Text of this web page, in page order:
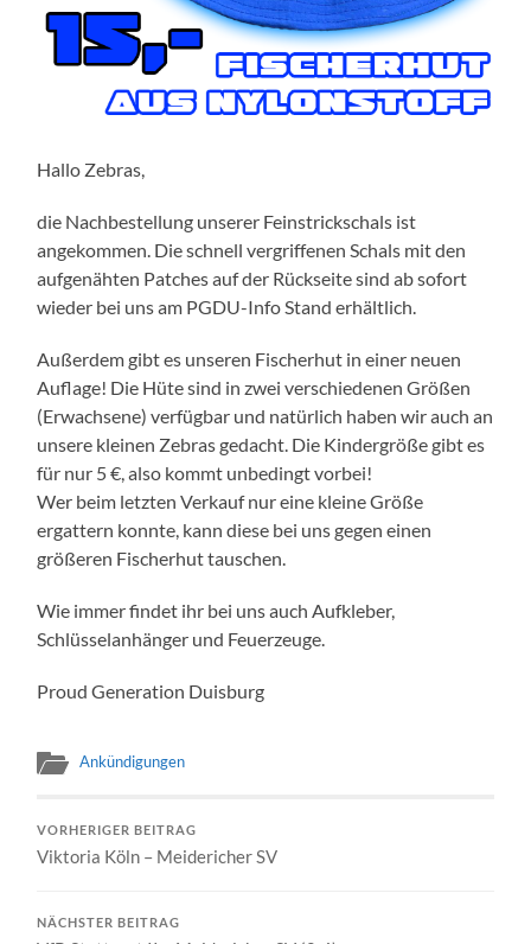
Hallo Zebras,
die Nachbestellung unserer Feinstrickschals ist
angekommen. Die schnell vergriffenen Schals mit den
aufgenähten Patches auf der Rückseite sind ab sofort
wieder bei uns am PGDU-Info Stand erhältlich.
Außerdem gibt es unseren Fischerhut in einer neuen
Auflage! Die Hüte sind in zwei verschiedenen Größen
(Erwachsene) verfügbar und natürlich haben wir auch an
unsere kleinen Zebras gedacht. Die Kindergröße gibt es
für nur 5 €, also kommt unbedingt vorbei!
Wer beim letzten Verkauf nur eine kleine Größe
ergattern konnte, kann diese bei uns gegen einen
größeren Fischerhut tauschen.
Wie immer findet ihr bei uns auch Aufkleber,
Schlüsselanhänger und Feuerzeuge.
Proud Generation Duisburg
Ankündigungen
VORHERIGER BEITRAG
Viktoria Köln – Meidericher SV
NÄCHSTER BEITRAG